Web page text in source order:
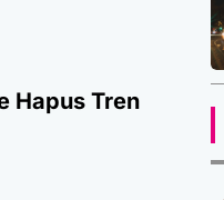
Hapus Tren